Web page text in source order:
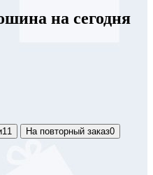
на сегодня
11 На повторный заказ0